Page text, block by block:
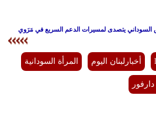
السوداني يتصدى لمسيرات الدعم السريع في مَرَوي
أخبارلبنان اليوم المرأة السودانية